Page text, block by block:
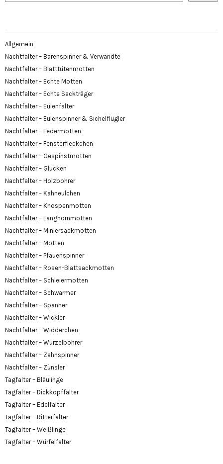
Allgemein
Nachtfalter – Bärenspinner & Verwandte
Nachtfalter – Blatttütenmotten
Nachtfalter – Echte Motten
Nachtfalter – Echte Sackträger
Nachtfalter – Eulenfalter
Nachtfalter – Eulenspinner & Sichelflügler
Nachtfalter – Federmotten
Nachtfalter – Fensterfleckchen
Nachtfalter – Gespinstmotten
Nachtfalter – Glucken
Nachtfalter – Holzbohrer
Nachtfalter – Kahneulchen
Nachtfalter – Knospenmotten
Nachtfalter – Langhornmotten
Nachtfalter – Miniersackmotten
Nachtfalter – Motten
Nachtfalter – Pfauenspinner
Nachtfalter – Rosen-Blattsackmotten
Nachtfalter – Schleiermotten
Nachtfalter – Schwärmer
Nachtfalter – Spanner
Nachtfalter – Wickler
Nachtfalter – Widderchen
Nachtfalter – Wurzelbohrer
Nachtfalter – Zahnspinner
Nachtfalter – Zünsler
Tagfalter – Bläulinge
Tagfalter – Dickkopffalter
Tagfalter – Edelfalter
Tagfalter – Ritterfalter
Tagfalter – Weißlinge
Tagfalter – Würfelfalter